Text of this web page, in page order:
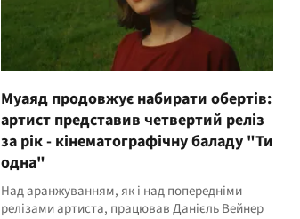
Муаяд продовжує набирати обертів:
артист представив четвертий реліз
за рік - кінематографічну баладу "Ти
одна"
Над аранжуванням, як і над попередніми
релізами артиста, працював Данієль Вейнер